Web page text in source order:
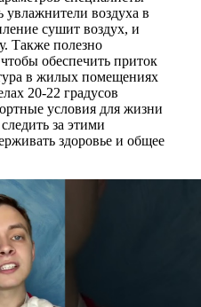
увлажнители воздуха в
сушит воздух, и
Также полезно
обеспечить приток
в жилых помещениях
20-22 градусов
условия для жизни
за этими
здоровье и общее